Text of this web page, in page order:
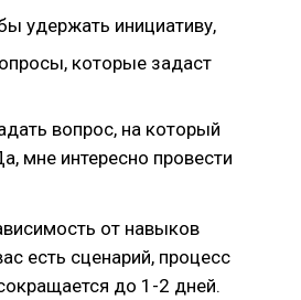
удержать инициативу,
которые задаст
вопрос, на который
мне интересно провести
от навыков
есть сценарий, процесс
до 1-2 дней.